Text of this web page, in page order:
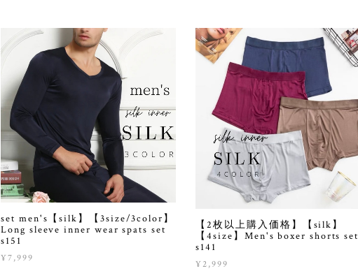
set men's【silk】【3size/3color】
Long sleeve inner wear spats set
s151
¥7,999
【2枚以上購入価格】【silk】
【4size】Men's boxer shorts set
s141
¥2,999